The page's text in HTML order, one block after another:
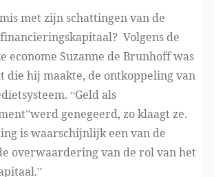
met zijn schattingen van de
Volgens de
econome Suzanne de Brunhoff was
die hij maakte, de ontkoppeling van
“Geld als
genegeerd, zo klaagt ze.
is waarschijnlijk een van de
overwaardering van de rol van het